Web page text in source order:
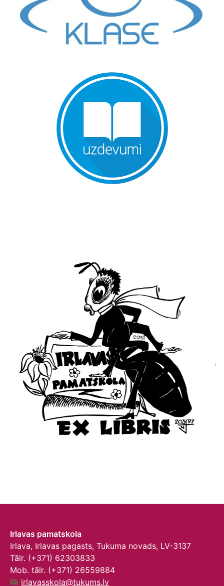
Irlavas pamatskola
Irlava, Irlavas pagasts, Tukuma novads, LV-3137
Tālr. (+371) 62303833
Mob. tālr. (+371) 26559884
irlavasskola@tukums.lv